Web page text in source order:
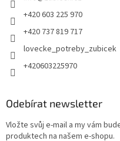
+420 603 225 970
+420 737 819 717
lovecke_potreby_zubicek
+420603225970
Odebírat newsletter
Vložte svůj e-mail a my vám
produktech na našem e-shopu.